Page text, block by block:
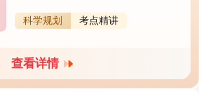
科学规划 考点精讲
查看详情